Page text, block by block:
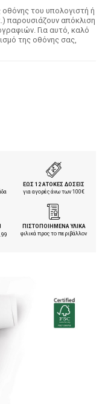
του υπολογιστή ή
παρουσιάζουν απόκλιση
Για αυτό, καλό
της οθόνης σας,
ΕΩΣ 12 ΑΤΟΚΕΣ ΔΟΣΕΙΣ
για αγορές άνω των 100€
ΠΙΣΤΟΠΟΙΗΜΕΝΑ ΥΛΙΚΑ
φιλικά προς το περιβάλλον